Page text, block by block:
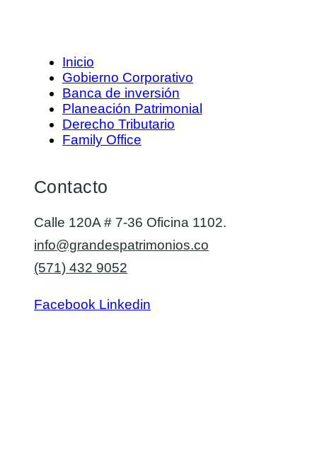
Inicio
Gobierno Corporativo
Banca de inversión
Planeación Patrimonial
Derecho Tributario
Family Office
Contacto
Calle 120A # 7-36 Oficina 1102.
info@grandespatrimonios.co
(571) 432 9052
Facebook Linkedin